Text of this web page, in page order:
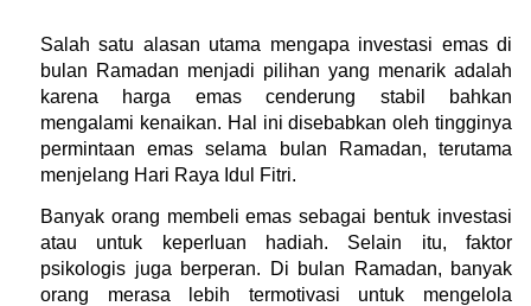
Salah satu alasan utama mengapa investasi emas di
bulan Ramadan menjadi pilihan yang menarik adalah
karena harga emas cenderung stabil bahkan
mengalami kenaikan. Hal ini disebabkan oleh tingginya
permintaan emas selama bulan Ramadan, terutama
menjelang Hari Raya Idul Fitri.
Banyak orang membeli emas sebagai bentuk investasi
atau untuk keperluan hadiah. Selain itu, faktor
psikologis juga berperan. Di bulan Ramadan, banyak
orang merasa lebih termotivasi untuk mengelola